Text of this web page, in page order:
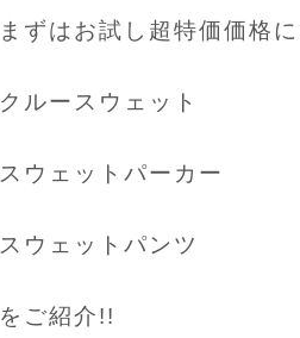
まずはお試し超特価価格に
クルースウェット
スウェットパーカー
スウェットパンツ
をご紹介!!